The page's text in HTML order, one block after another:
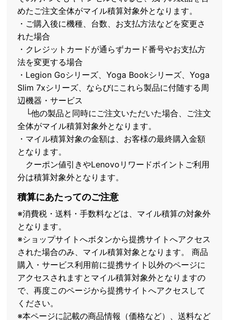
めたご注文全体がマイル積算対象外となります。
・ご購入後に機種、台数、お支払方法などを変更さ
れた場合
・クレジットカードが通らずカード番号やお支払方
法を変更する場合
・Legion Goシリーズ、Yoga Bookシリーズ、Yoga
Slim 7xシリーズ、ならびにこれら製品に付随する周
辺機器・サービス
└他の製品と同時にご注文いただいた場合、ご注文
全体がマイル積算対象外となります。
・マイル積算対象の金額は、お客様の最終購入金額
となります。
クーポン値引きやLenovoリワードポイントご利用
分は積算対象外となります。
積算にあたってのご注意
※消費税・送料・手数料などは、マイル積算の対象外
となります。
※ショップサイトへボタンから提携サイトへアクセス
された場合のみ、マイル積算対象となります。 商品
購入・サービス利用前に提携サイト以外のページに
アクセスされますとマイル積算対象外となりますの
で、再度このページから提携サイトへアクセスして
ください。
※本ページに記載の商品情報（価格など）、送料など